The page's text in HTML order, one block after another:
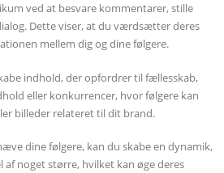
ved at besvare kommentarer, stille
Dette viser, at du værdsætter deres
mellem dig og dine følgere.
indhold, der opfordrer til fællesskab,
eller konkurrencer, hvor følgere kan
billeder relateret til dit brand.
dine følgere, kan du skabe en dynamik,
af noget større, hvilket kan øge deres